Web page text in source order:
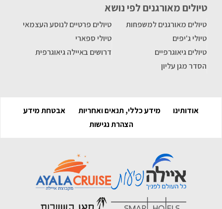
טיולים מאורגנים לפי נושא
טיולים מאורגנים למשפחות
טיולים פרטיים לנוסע העצמאי
טיולי ג'יפים
טיולי ספארי
טיולים גיאוגרפיים
דרושים באיילה גיאוגרפית
הסדר מגן עליון
אודותינו מידע כללי, תנאים ואחריות
אבטחת מידע
הצהרת נגישות